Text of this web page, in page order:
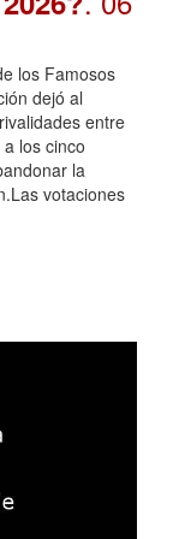
los Famosos
dejó al
entre
los cinco
la
votaciones